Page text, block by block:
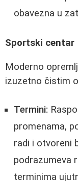
obavezna u
Sportski centar
Moderno
izuzetno čistim
Termini:
promenama,
radi i otvoreni
podrazumeva
terminima